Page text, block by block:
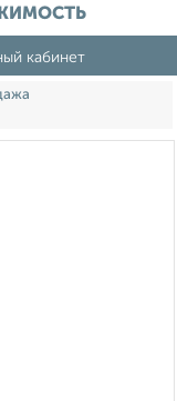
кабинет